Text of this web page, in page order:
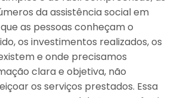
da assistência social em
as pessoas conheçam o
os investimentos realizados, os
e onde precisamos
clara e objetiva, não
os serviços prestados. Essa